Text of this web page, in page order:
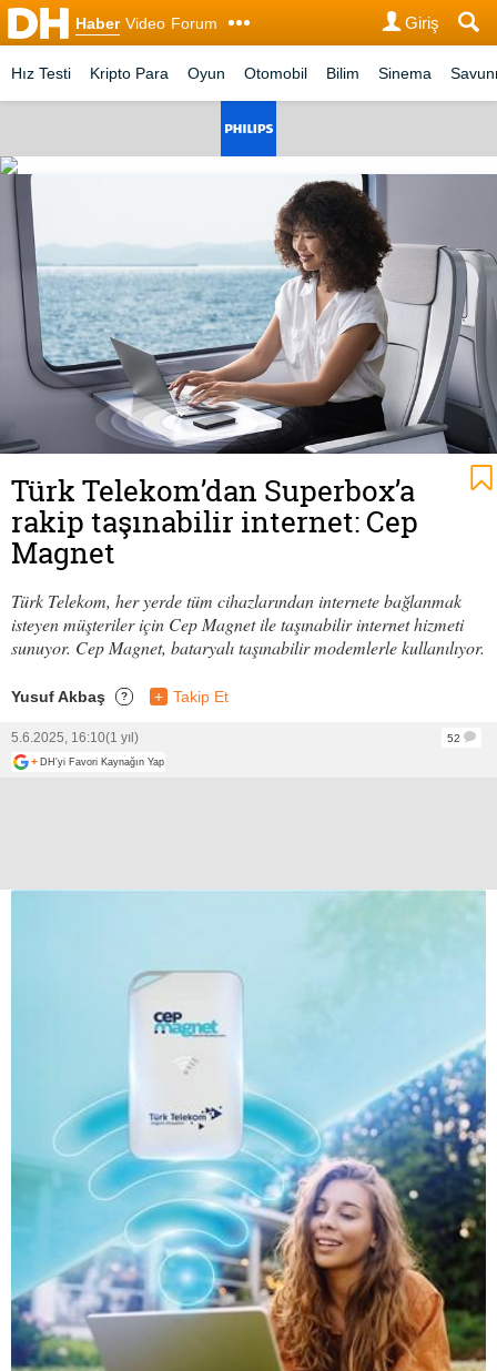
Haber Video Forum Giriş
Hız Testi Kripto Para Oyun Otomobil Bilim Sinema
Türk Telekom’dan Superbox’a
rakip taşınabilir internet: Cep
Magnet
Türk Telekom, her yerde tüm cihazlarından internete bağlanmak
isteyen müşteriler için Cep Magnet ile taşınabilir internet hizmeti
sunuyor. Cep Magnet, bataryalı taşınabilir modemlerle kullanılıyor.
Yusuf Akbaş ? + Takip Et
5.6.2025, 16:10(1 yıl)
52
+ DH'yi Favori Kaynağın Yap